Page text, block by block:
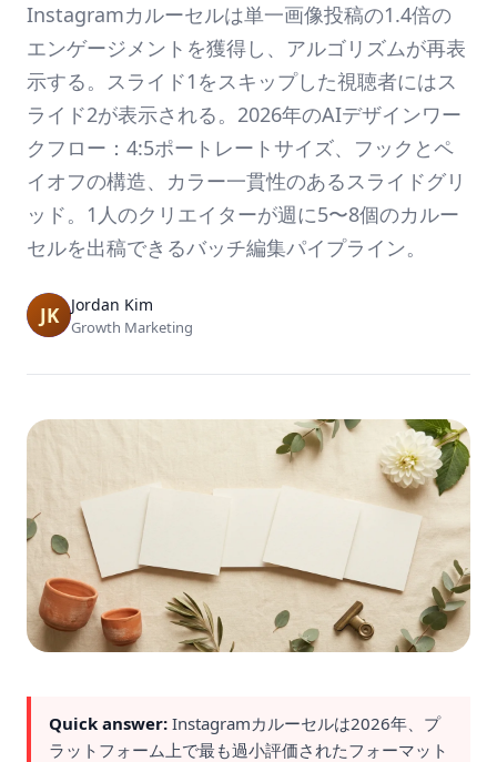
Instagramカルーセルは単一画像投稿の1.4倍の
エンゲージメントを獲得し、アルゴリズムが再表
示する。スライド1をスキップした視聴者にはス
ライド2が表示される。2026年のAIデザインワー
クフロー：4:5ポートレートサイズ、フックとペ
イオフの構造、カラー一貫性のあるスライドグリ
ッド。1人のクリエイターが週に5〜8個のカルー
セルを出稿できるバッチ編集パイプライン。
Jordan Kim
Growth Marketing
Quick answer: Instagramカルーセルは2026年、プ
ラットフォーム上で最も過小評価されたフォーマット